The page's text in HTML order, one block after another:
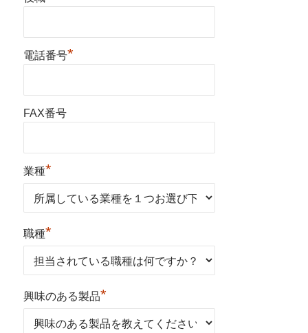
電話番号*
FAX番号
業種*
職種*
興味のある製品*